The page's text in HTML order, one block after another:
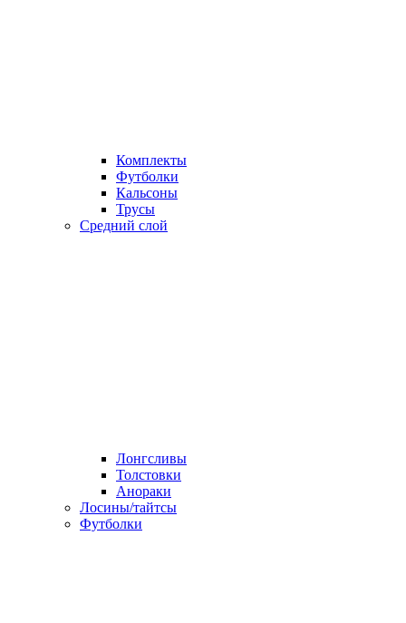
Комплекты
Футболки
Кальсоны
Трусы
Средний слой
Лонгсливы
Толстовки
Анораки
Лосины/тайтсы
Футболки